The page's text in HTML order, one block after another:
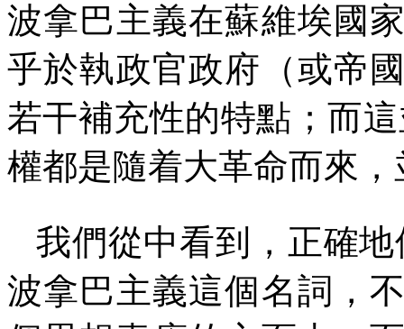
波拿巴主義在蘇維埃國
乎於執政官政府（或帝
若干補充性的特點；而
權都是隨着大革命而來
我們從中看到，正確
波拿巴主義這個名詞，